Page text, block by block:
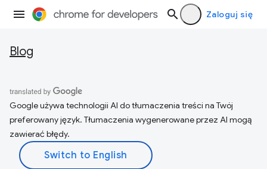
Zaloguj się
Blog
Google używa technologii AI do tłumaczenia treści na Twój
preferowany język. Tłumaczenia wygenerowane przez AI mogą
zawierać błędy.